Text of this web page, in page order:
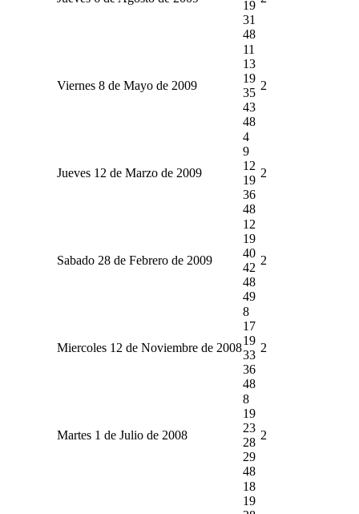
19
31
48
Viernes 8 de Mayo de 2009
11
13
19
35
43
48
2
Jueves 12 de Marzo de 2009
4
9
12
19
36
48
2
Sabado 28 de Febrero de 2009
12
19
40
42
48
49
2
Miercoles 12 de Noviembre de 2008
8
17
19
33
36
48
2
Martes 1 de Julio de 2008
8
19
23
28
29
48
2
18
19